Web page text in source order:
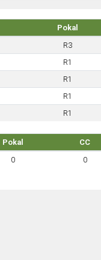
Pokal
R3
R1
R1
R1
R1
Pokal CC
0 0